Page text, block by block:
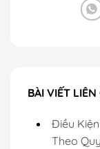
BÀI VIẾT LIÊN
Điều
Theo